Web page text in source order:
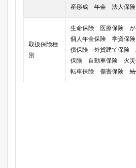
産形成
年金 法人保
取扱保険種
別
生命保険 医療保険
個人年金保険 学資保
償保険 外貨建て保険
保険 自動車保険 火
転車保険 傷害保険